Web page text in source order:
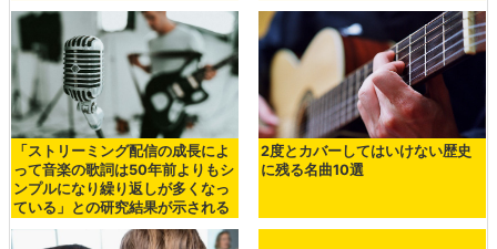
「ストリーミング配信の成長によ
って音楽の歌詞は50年前よりもシ
ンプルになり繰り返しが多くなっ
ている」との研究結果が示される
2度とカバーしてはいけない歴史
に残る名曲10選